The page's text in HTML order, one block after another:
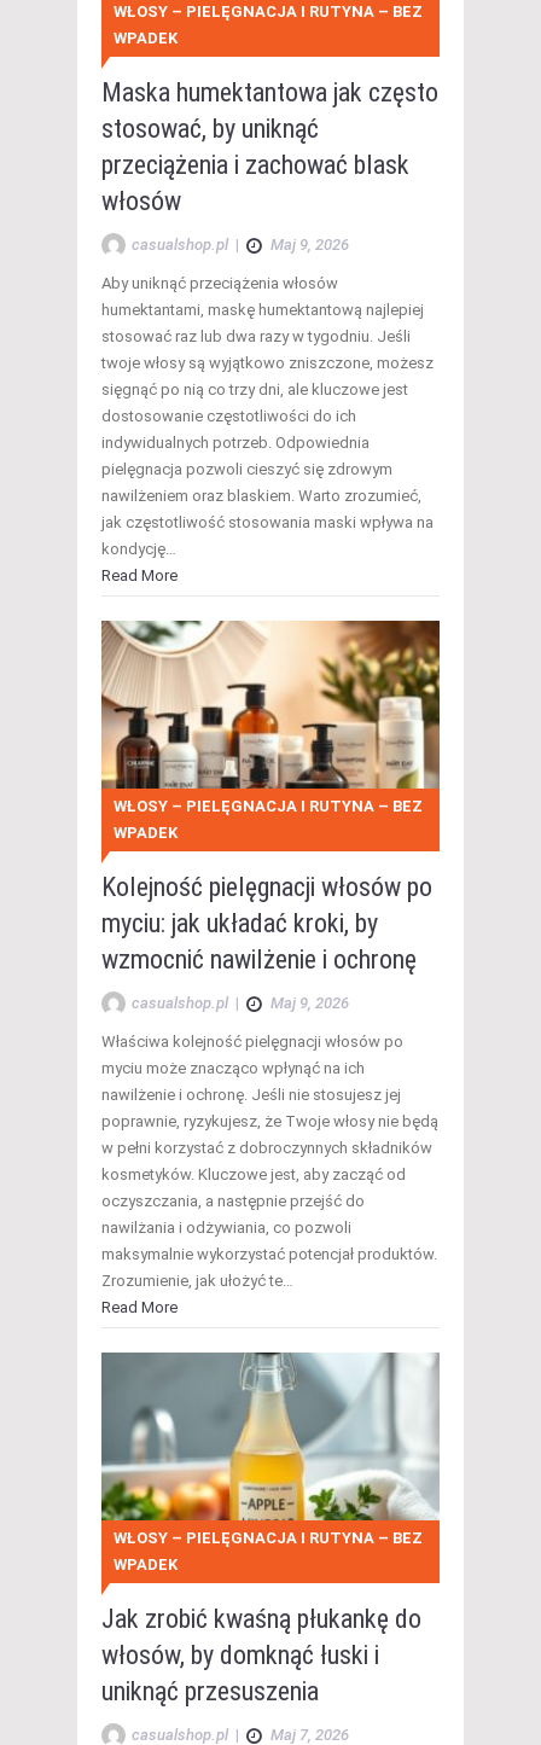
WŁOSY – PIELĘGNACJA I RUTYNA – BEZ
WPADEK
Maska humektantowa jak często
stosować, by uniknąć
przeciążenia i zachować blask
włosów
casualshop.pl | Maj 9, 2026
Aby uniknąć przeciążenia włosów
humektantami, maskę humektantową najlepiej
stosować raz lub dwa razy w tygodniu. Jeśli
twoje włosy są wyjątkowo zniszczone, możesz
sięgnąć po nią co trzy dni, ale kluczowe jest
dostosowanie częstotliwości do ich
indywidualnych potrzeb. Odpowiednia
pielęgnacja pozwoli cieszyć się zdrowym
nawilżeniem oraz blaskiem. Warto zrozumieć,
jak częstotliwość stosowania maski wpływa na
kondycję…
Read More
WŁOSY – PIELĘGNACJA I RUTYNA – BEZ
WPADEK
Kolejność pielęgnacji włosów po
myciu: jak układać kroki, by
wzmocnić nawilżenie i ochronę
casualshop.pl | Maj 9, 2026
Właściwa kolejność pielęgnacji włosów po
myciu może znacząco wpłynąć na ich
nawilżenie i ochronę. Jeśli nie stosujesz jej
poprawnie, ryzykujesz, że Twoje włosy nie będą
w pełni korzystać z dobroczynnych składników
kosmetyków. Kluczowe jest, aby zacząć od
oczyszczania, a następnie przejść do
nawilżania i odżywiania, co pozwoli
maksymalnie wykorzystać potencjał produktów.
Zrozumienie, jak ułożyć te…
Read More
WŁOSY – PIELĘGNACJA I RUTYNA – BEZ
WPADEK
Jak zrobić kwaśną płukankę do
włosów, by domknąć łuski i
uniknąć przesuszenia
casualshop.pl | Maj 7, 2026